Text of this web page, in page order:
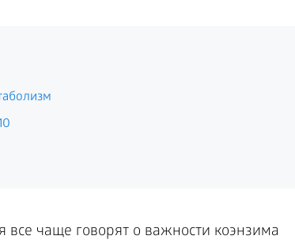
чаще говорят о важности коэнзима